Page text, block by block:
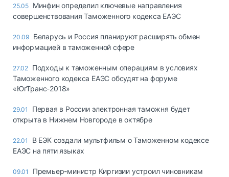
25.05 Минфин определил ключевые направления
совершенствования Таможенного кодекса ЕАЭС
20.09 Беларусь и Россия планируют расширять обмен
информацией в таможенной сфере
27.02 Подходы к таможенным операциям в условиях
Таможенного кодекса ЕАЭС обсудят на форуме
«ЮгТранс-2018»
29.01
Первая в России электронная таможня будет
открыта в Нижнем Новгороде в октябре
22.01
В ЕЭК создали мультфильм о Таможенном кодексе
ЕАЭС на пяти языках
09.01
Премьер-министр Киргизии устроил чиновникам